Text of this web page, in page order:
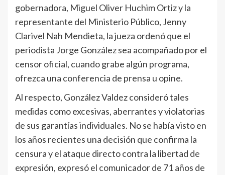
gobernadora, Miguel Oliver Huchim Ortiz y la
representante del Ministerio Público, Jenny
Clarivel Nah Mendieta, la jueza ordenó que el
periodista Jorge González sea acompañado por el
censor oficial, cuando grabe algún programa,
ofrezca una conferencia de prensa u opine.
Al respecto, González Valdez consideró tales
medidas como excesivas, aberrantes y violatorias
de sus garantías individuales. No se había visto en
los años recientes una decisión que confirma la
censura y el ataque directo contra la libertad de
expresión, expresó el comunicador de 71 años de